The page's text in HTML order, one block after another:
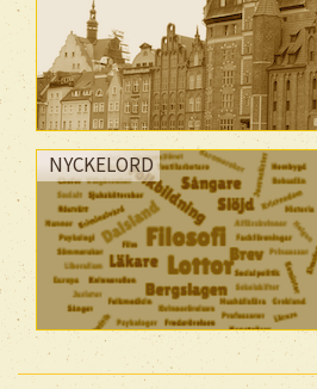
NYCKELORD